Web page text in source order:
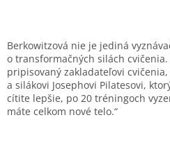
Berkowitzová nie je jediná
o transformačných silách
pripisovaný zakladateľovi
a silákovi Josephovi Pilatesovi,
cítite lepšie, po 20 tréningoch
máte celkom nové telo.“